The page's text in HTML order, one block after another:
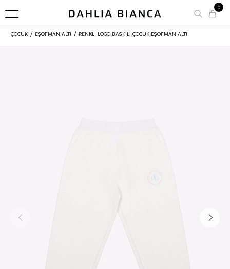
0
ÇOCUK / EŞOFMAN ALTI / RENKLI LOGO BASKILI ÇOCUK EŞOFMAN ALTI